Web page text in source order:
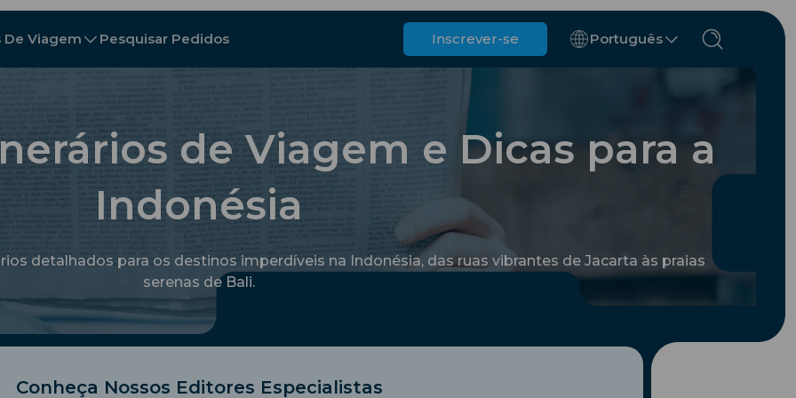
De Viagem Pesquisar Pedidos Inscrever-se Português
Bélgica
Camboja Canadá China
Croácia Chipre
Equador Egito Estônia
Explore Todos os Destinos
de Viagem e Dicas para a
Indonésia
detalhados para os destinos imperdíveis na Indonésia, das ruas vibrantes de Jacarta às praias
serenas de Bali.
Conheça Nossos Editores Especialistas